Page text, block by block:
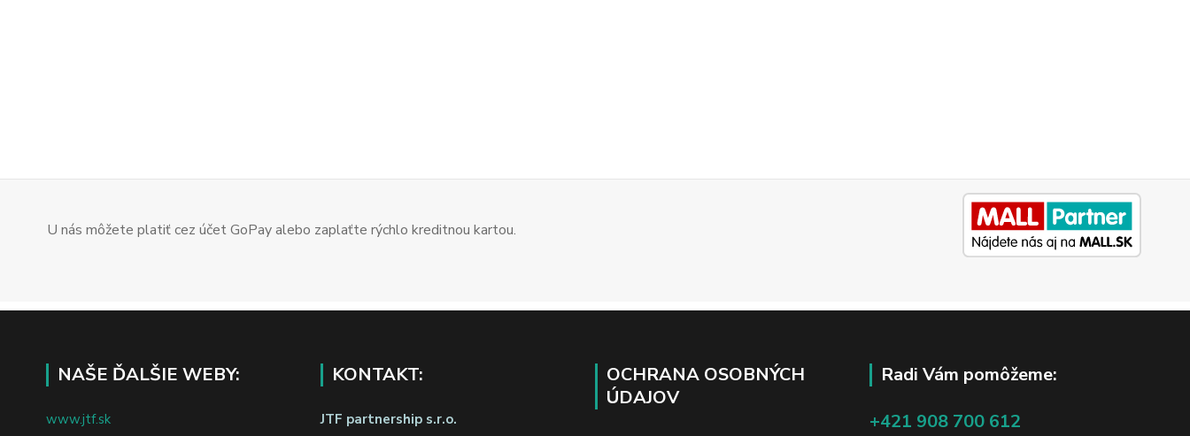
U nás môžete platiť cez účet GoPay alebo zaplaťte rýchlo kreditnou kartou.
NAŠE ĎALŠIE WEBY:
www.jtf.sk
KONTAKT:
JTF partnership s.r.o.
OCHRANA OSOBNÝCH
ÚDAJOV
Radi Vám pomôžeme:
+421 908 700 612